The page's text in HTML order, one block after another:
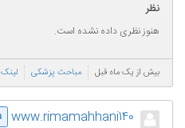
نظر
هنوز نظری داده نشده است.
بیش از یک ماه قبل مباحث پزشکی
www.rimamahhani140